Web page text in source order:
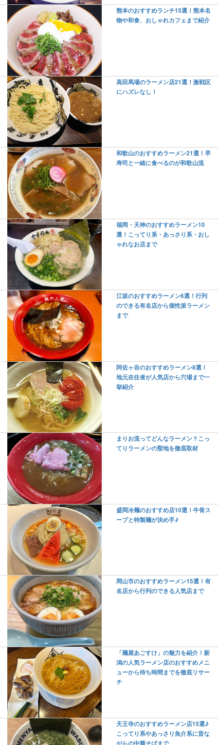
熊本のおすすめランチ15選！熊本名
物や和食、おしゃれカフェまで紹介
高田馬場のラーメン店21選！激戦区
にハズレなし！
和歌山のおすすめラーメン21選！早
寿司と一緒に食べるのが和歌山流
福岡・天神のおすすめラーメン10
選！こってり系・あっさり系・おし
ゃれなお店まで
江坂のおすすめラーメン6選！行列
のできる有名店から個性派ラーメン
まで
阿佐ヶ谷のおすすめラーメン8選！
地元在住者が人気店から穴場まで一
挙紹介
まりお流ってどんなラーメン？こっ
てりラーメンの聖地を徹底取材
盛岡冷麺のおすすめ店10選！牛骨ス
ープと特製麺が決め手♪
岡山市のおすすめラーメン15選！有
名店から行列のできる人気店まで
「麺屋あごすけ」の魅力を紹介！新
潟の人気ラーメン店のおすすめメニ
ューから待ち時間までを徹底リサー
チ
天王寺のおすすめラーメン店15選♪
こってり系やあっさり魚介系に昔な
がらの中華そばまで